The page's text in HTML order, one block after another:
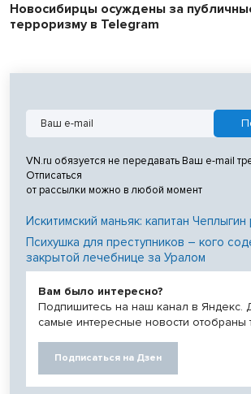
Новосибирцы осуждены за
терроризму в Telegram
VN.ru обязуется не передавать Ваш e-mail
Отписаться
от рассылки можно в любой момент
Искитимский маньяк: капитан
Психушка для преступников – кого
закрытой лечебнице за Уралом
Вам было интересно?
Подпишитесь на наш канал в Яндекс.
самые интересные новости отобраны
Подписаться на Дзен